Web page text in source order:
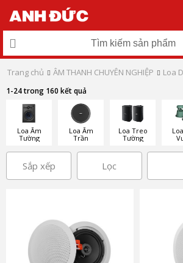
Trang chủ ÂM THANH CHUYÊN NGHIỆP Loa
1-24 trong 160 kết quả
Loa Âm
Tường
Loa Âm
Trần
Loa Treo
Tường
Sắp xếp Lọc